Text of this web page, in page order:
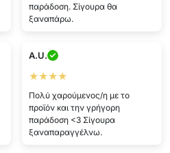
παράδοση. Σίγουρα θα
ξαναπάρω.
A.U.
★★★★
Πολύ χαρούμενος/η με το
προϊόν και την γρήγορη
παράδοση <3 Σίγουρα
ξαναπαραγγέλνω.